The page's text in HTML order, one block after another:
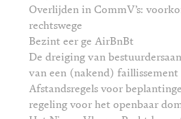
Overlijden in CommV’s:
rechtswege
Bezint eer ge AirBnBt
De dreiging van
van een (nakend) faillissement
Afstandsregels voor
regeling voor het openbaar